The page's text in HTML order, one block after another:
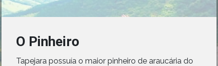
O Pinheiro
Tapejara possuía o maior pinheiro de araucária do